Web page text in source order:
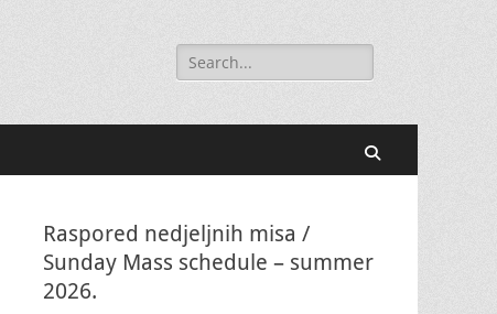
Search
for:
Raspored nedjeljnih misa /
Sunday Mass schedule – summer
2026.